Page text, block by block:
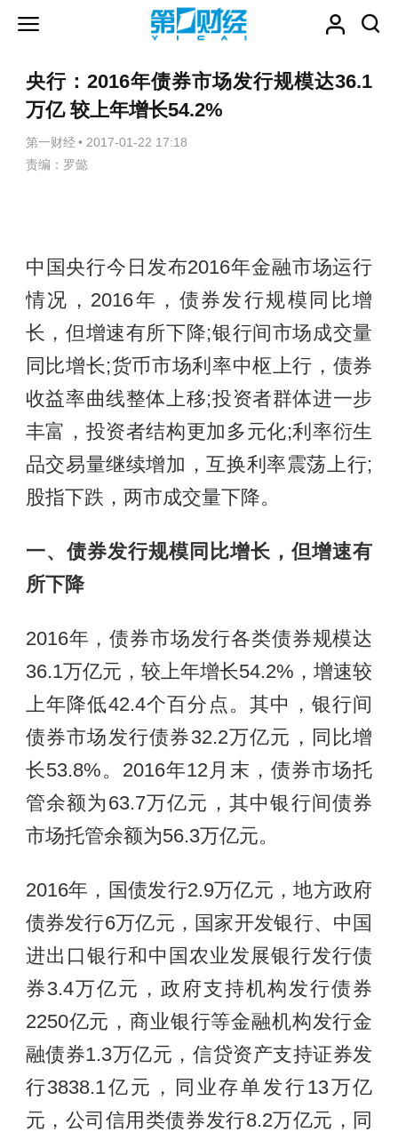
央行：2016年债券市场发行规模达36.1
万亿 较上年增长54.2%
第一财经 • 2017-01-22 17:18
责编：罗懿
中国央行今日发布2016年金融市场运行
情况，2016年，债券发行规模同比增
长，但增速有所下降;银行间市场成交量
同比增长;货币市场利率中枢上行，债券
收益率曲线整体上移;投资者群体进一步
丰富，投资者结构更加多元化;利率衍生
品交易量继续增加，互换利率震荡上行;
股指下跌，两市成交量下降。
一、债券发行规模同比增长，但增速有
所下降
2016年，债券市场发行各类债券规模达
36.1万亿元，较上年增长54.2%，增速较
上年降低42.4个百分点。其中，银行间
债券市场发行债券32.2万亿元，同比增
长53.8%。2016年12月末，债券市场托
管余额为63.7万亿元，其中银行间债券
市场托管余额为56.3万亿元。
2016年，国债发行2.9万亿元，地方政府
债券发行6万亿元，国家开发银行、中国
进出口银行和中国农业发展银行发行债
券3.4万亿元，政府支持机构发行债券
2250亿元，商业银行等金融机构发行金
融债券1.3万亿元，信贷资产支持证券发
行3838.1亿元，同业存单发行13万亿
元，公司信用类债券发行8.2万亿元，同